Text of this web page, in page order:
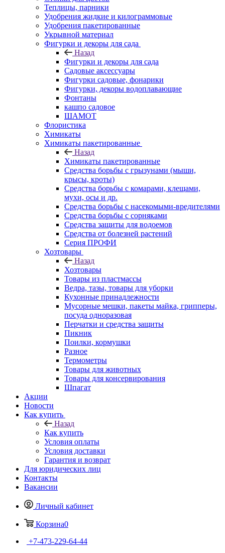
Теплицы, парники
Удобрения жидкие и килограммовые
Удобрения пакетированные
Укрывной материал
Фигурки и декоры для сада
Назад
Фигурки и декоры для сада
Садовые аксессуары
Фигурки садовые, фонарики
Фигурки, декоры водоплавающие
Фонтаны
кашпо садовое
ШАМОТ
Флористика
Химикаты
Химикаты пакетированные
Назад
Химикаты пакетированные
Средства борьбы с грызунами (мыши,
крысы, кроты)
Средства борьбы с комарами, клещами,
мухи, осы и др.
Средства борьбы с насекомыми-вредителями
Средства борьбы с сорняками
Средства защиты для водоемов
Средства от болезней растений
Серия ПРОФИ
Хозтовары
Назад
Хозтовары
Товары из пластмассы
Ведра, тазы, товары для уборки
Кухонные принадлежности
Мусорные мешки, пакеты майка, грипперы,
посуда одноразовая
Перчатки и средства защиты
Пикник
Поилки, кормушки
Разное
Термометры
Товары для животных
Товары для консервирования
Шпагат
Акции
Новости
Как купить
Назад
Как купить
Условия оплаты
Условия доставки
Гарантия и возврат
Для юридических лиц
Контакты
Вакансии
Личный кабинет
Корзина0
+7-473-229-64-44